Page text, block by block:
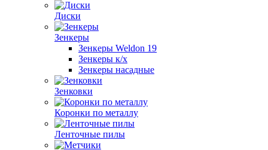
Диски
Зенкеры
Зенкеры Weldon 19
Зенкеры к/х
Зенкеры насадные
Зенковки
Коронки по металлу
Ленточные пилы